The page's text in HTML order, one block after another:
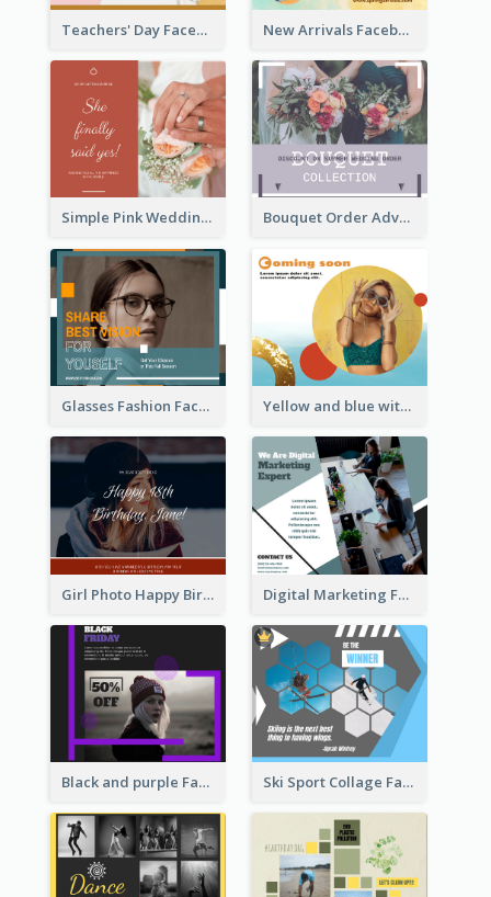
Teachers' Day Facebook Post With Pink And Orange Decorations New Arrivals Facebook Post With Photos Of Products
Simple Pink Wedding Photo Facebook Post Bouquet Order Advert Facebook Post
Glasses Fashion Facebook Post Yellow and blue with photographic Facebook Post
Girl Photo Happy Birthday Facebook Post Digital Marketing Facebook Post
Black and purple Facebook Post Ski Sport Collage Facebook Post